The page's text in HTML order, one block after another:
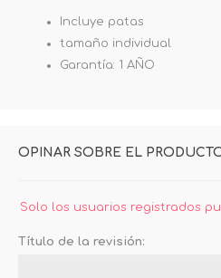
Incluye patas
tamaño individual
Garantía: 1 AÑO
OPINAR SOBRE EL
Solo los usuarios registrados
Título de la revisión: